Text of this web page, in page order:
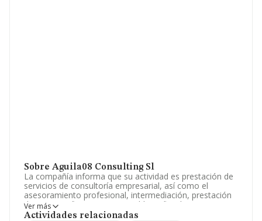
Sobre Aguila08 Consulting Sl
La compañía informa que su actividad es prestación de
servicios de consultoría empresarial, así como el
asesoramiento profesional, intermediación, prestación
de servicios financieros, contables y fiscales. La
empresa está registrada como Sociedad Limitada. La
Ver más
Actividades relacionadas